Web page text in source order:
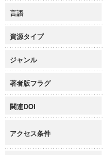
言語
資源タイプ
ジャンル
著者版フラグ
関連DOI
アクセス条件